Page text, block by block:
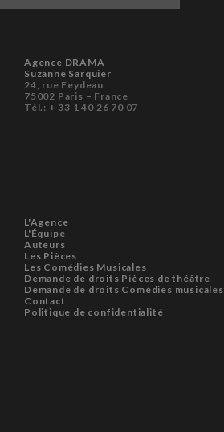
Agence DRAMA
Suzanne Sarquier
24, rue Feydeau
75002 Paris – France
Tél.: + 33 1 40 26 70 07
L'Agence
L'Équipe
Auteurs
Les Pièces
Les Comédies Musicales
Demande de droits Pièces de théâtre
Demande de droits Comédies musicales
Contact
Politique de confidentialité